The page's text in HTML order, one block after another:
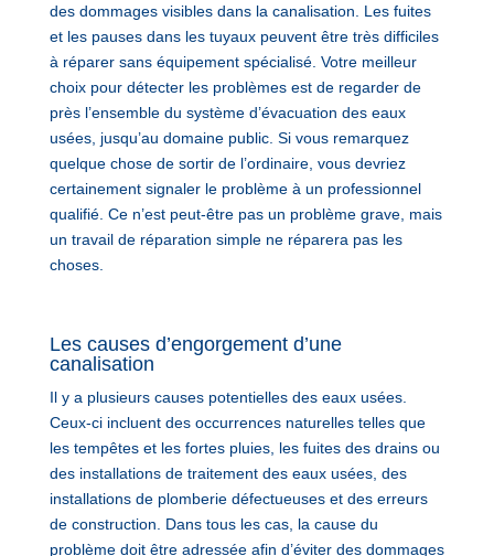
des dommages visibles dans la canalisation. Les fuites
et les pauses dans les tuyaux peuvent être très difficiles
à réparer sans équipement spécialisé. Votre meilleur
choix pour détecter les problèmes est de regarder de
près l’ensemble du système d’évacuation des eaux
usées, jusqu’au domaine public. Si vous remarquez
quelque chose de sortir de l’ordinaire, vous devriez
certainement signaler le problème à un professionnel
qualifié. Ce n’est peut-être pas un problème grave, mais
un travail de réparation simple ne réparera pas les
choses.
Les causes d’engorgement d’une
canalisation
Il y a plusieurs causes potentielles des eaux usées.
Ceux-ci incluent des occurrences naturelles telles que
les tempêtes et les fortes pluies, les fuites des drains ou
des installations de traitement des eaux usées, des
installations de plomberie défectueuses et des erreurs
de construction. Dans tous les cas, la cause du
problème doit être adressée afin d’éviter des dommages